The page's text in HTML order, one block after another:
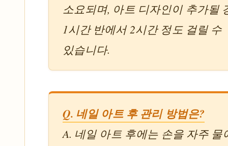
소요되며, 아트 디자인이 추가될
1시간 반에서 2시간 정도 걸릴 수
있습니다.
Q. 네일 아트 후 관리 방법은?
A. 네일 아트 후에는 손을 자주 물